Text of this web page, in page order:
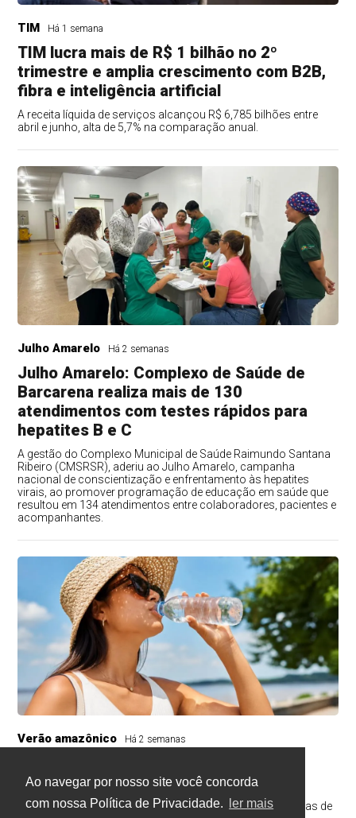
Ao navegar por nosso site você concorda
com nossa Política de Privacidade.
ler mais
TIM Há 1 semana
TIM lucra mais de R$ 1 bilhão no 2º
trimestre e amplia crescimento com B2B,
fibra e inteligência artificial
A receita líquida de serviços alcançou R$ 6,785 bilhões entre
abril e junho, alta de 5,7% na comparação anual.
Julho Amarelo Há 2 semanas
Julho Amarelo: Complexo de Saúde de
Barcarena realiza mais de 130
atendimentos com testes rápidos para
hepatites B e C
A gestão do Complexo Municipal de Saúde Raimundo Santana
Ribeiro (CMSRSR), aderiu ao Julho Amarelo, campanha
nacional de conscientização e enfrentamento às hepatites
virais, ao promover programação de educação em saúde que
resultou em 134 atendimentos entre colaboradores, pacientes e
acompanhantes.
Verão amazônico Há 2 semanas
atenção com alimentação e hidratação
Cuidados simples ajudam a manter a saúde durante os dias de